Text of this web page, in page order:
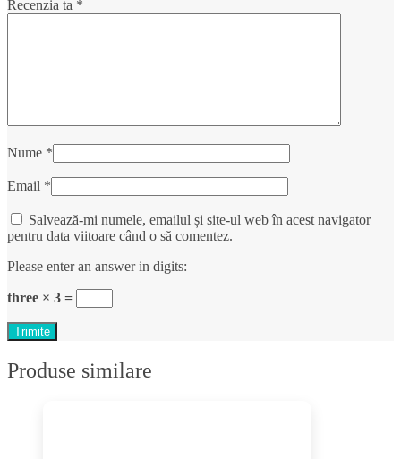
Recenzia ta *
Nume *
Email *
Salvează-mi numele, emailul și site-ul web în acest navigator
pentru data viitoare când o să comentez.
Please enter an answer in digits:
three × 3 =
Produse similare